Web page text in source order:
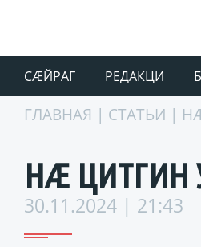
СÆЙРАГ РЕДАКЦИ
ГЛАВНАЯ | СТАТЬИ |
НÆ
30.11.2024 | 21:43